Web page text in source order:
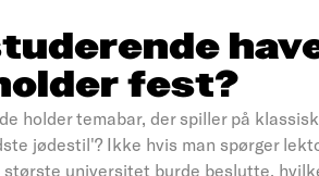
fest?
holder temabar, der spiller på
jødestil'? Ikke hvis man spørger
største universitet burde beslutte,